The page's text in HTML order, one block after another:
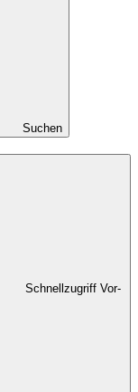
Suchen
Schnellzugriff Vor-